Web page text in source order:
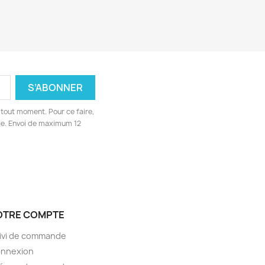
moment. Pour ce faire,
Envoi de maximum 12
COMPTE
de commande